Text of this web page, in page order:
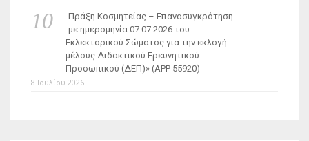
Πράξη Κοσμητείας – Επανασυγκρότηση
με ημερομηνία 07.07.2026 του
Εκλεκτορικού Σώματος για την εκλογή
μέλους Διδακτικού Ερευνητικού
Προσωπικού (ΔΕΠ)» (APP 55920)
8 Ιουλίου 2026